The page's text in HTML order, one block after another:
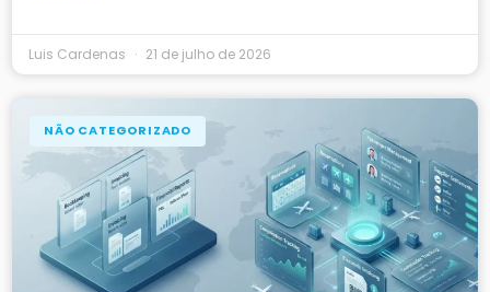
Luis Cardenas 21 de julho de 2026
NÃO CATEGORIZADO